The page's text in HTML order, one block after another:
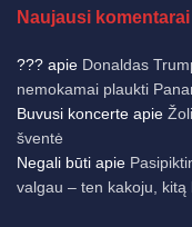
Naujausi komentarai
??? apie Donaldas
nemokamai plaukti
Buvusi koncerte apie
šventė
Negali būti apie
valgau – ten kakoju,